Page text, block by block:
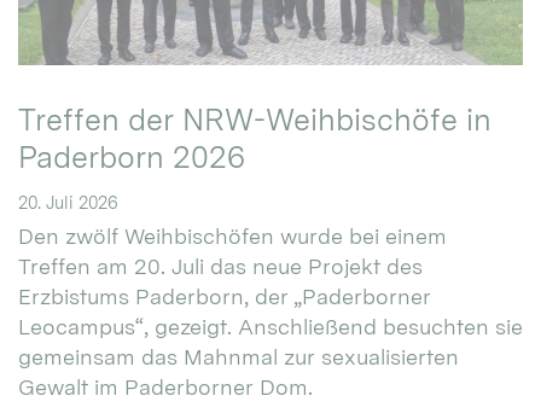
Treffen der NRW-Weihbischöfe in
Paderborn 2026
20. Juli 2026
Den zwölf Weihbischöfen wurde bei einem
Treffen am 20. Juli das neue Projekt des
Erzbistums Paderborn, der „Paderborner
Leocampus“, gezeigt. Anschließend besuchten sie
gemeinsam das Mahnmal zur sexualisierten
Gewalt im Paderborner Dom.